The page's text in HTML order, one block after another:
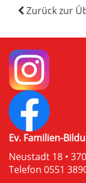
Zurück zur
Ev. Familien-
Neustadt 18 •
Telefon 0551